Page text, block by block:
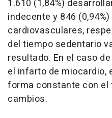
1.610 (1,84%)
indecente y 846
cardiovasculares,
del tiempo sedentario
resultado. En el caso
el infarto de miocardio,
forma constante con el
cambios.